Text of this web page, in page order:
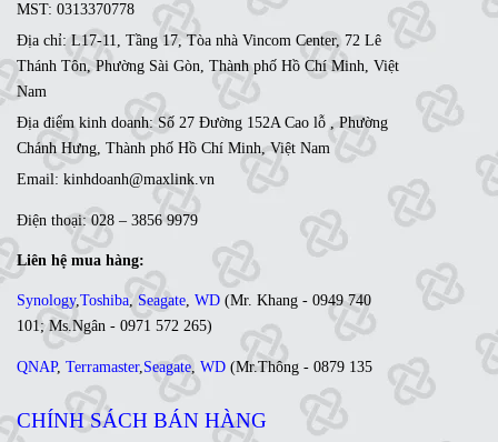
MST: 0313370778
Địa chỉ: L17-11, Tầng 17, Tòa nhà Vincom Center, 72 Lê
Thánh Tôn, Phường Sài Gòn, Thành phố Hồ Chí Minh, Việt
Nam
Địa điểm kinh doanh: Số 27 Đường 152A Cao lỗ , Phường
Chánh Hưng, Thành phố Hồ Chí Minh, Việt Nam
Email: kinhdoanh@maxlink.vn
Điện thoại: 028 – 3856 9979
Liên hệ mua hàng:
Synology,Toshiba, Seagate, WD (Mr. Khang - 0949 740
101; Ms.Ngân - 0971 572 265)
QNAP, Terramaster, Seagate WD (Mr.Thông - 0879 135
Ms. Lan Anh - 0984 441 810)
Ổ cứng di động,LCD,Networking, Linh kiện,....(Ms. Trâm
CHÍNH SÁCH BÁN HÀNG